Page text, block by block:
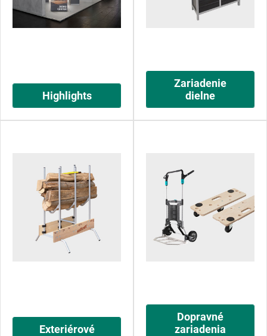
Highlights
Zariadenie
dielne
Exteriérové
Dopravné
zariadenia